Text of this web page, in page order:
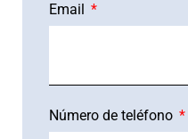
Email
Número de teléfono